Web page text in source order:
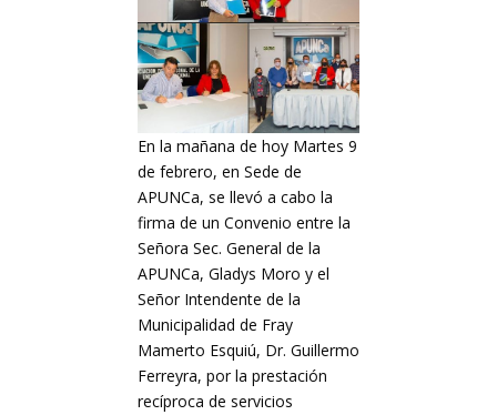
En la mañana de hoy Martes 9
de febrero, en Sede de
APUNCa, se llevó a cabo la
firma de un Convenio entre la
Señora Sec. General de la
APUNCa, Gladys Moro y el
Señor Intendente de la
Municipalidad de Fray
Mamerto Esquiú, Dr. Guillermo
Ferreyra, por la prestación
recíproca de servicios